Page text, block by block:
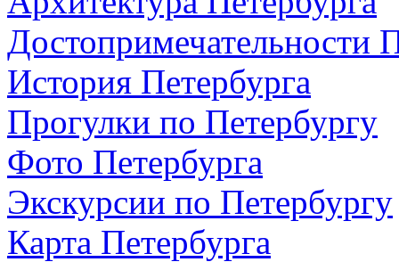
Достопримечательности
История Петербурга
Прогулки по Петербургу
Фото Петербурга
Экскурсии по Петербургу
Карта Петербурга